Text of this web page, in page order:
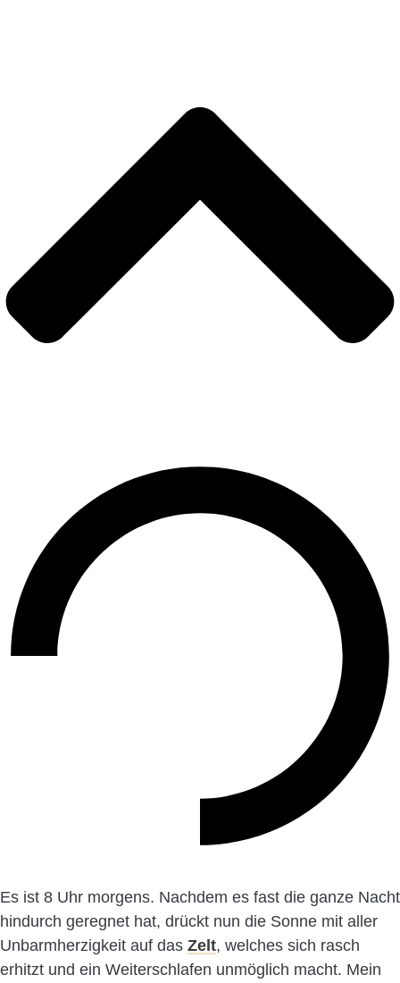
Es ist 8 Uhr morgens. Nachdem es fast die ganze Nacht
hindurch geregnet hat, drückt nun die Sonne mit aller
Unbarmherzigkeit auf das Zelt, welches sich rasch
erhitzt und ein Weiterschlafen unmöglich macht. Mein